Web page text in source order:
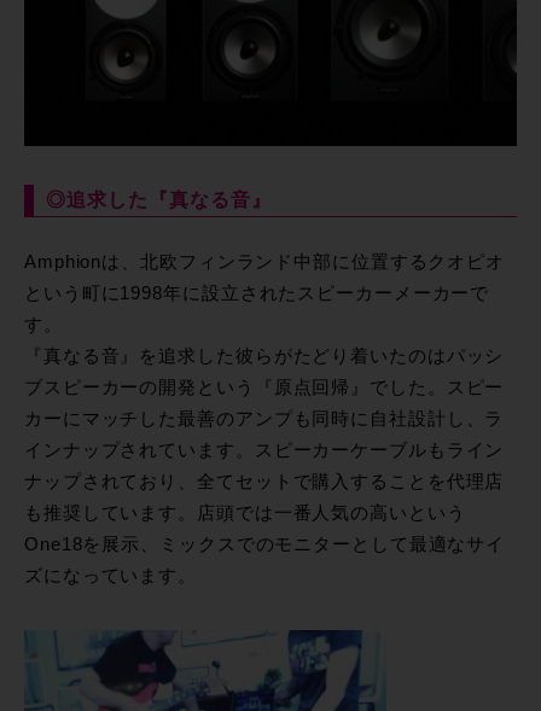
◎追求した『真なる音』
Amphionは、北欧フィンランド中部に位置するクオピオ
という町に1998年に設立されたスピーカーメーカーで
す。
『真なる音』を追求した彼らがたどり着いたのはパッシ
ブスピーカーの開発という『原点回帰』でした。スピー
カーにマッチした最善のアンプも同時に自社設計し、ラ
インナップされています。スピーカーケーブルもライン
ナップされており、全てセットで購入することを代理店
も推奨しています。店頭では一番人気の高いという
One18を展示、ミックスでのモニターとして最適なサイ
ズになっています。